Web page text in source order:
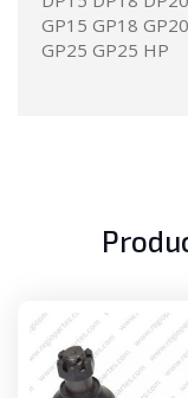
GP15 GP18
GP25 GP25 HP